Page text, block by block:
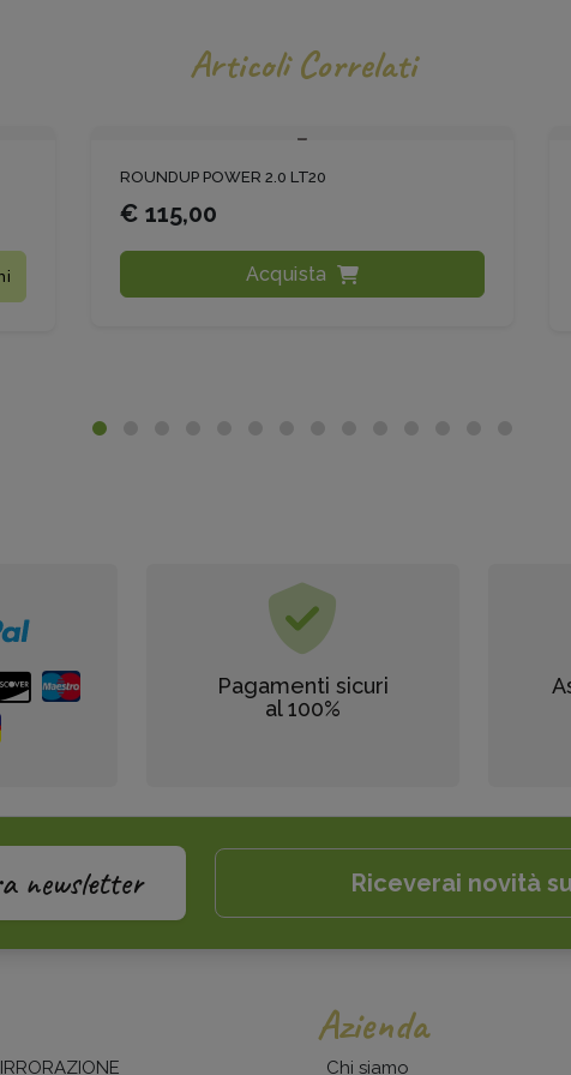
Articoli Correlati
ROUNDUP POWER 2.0 LT20
€ 115,00
Acquista
Pagamenti sicuri
al 100%
newsletter Riceverai novità
IRRORAZIONE
Azienda
Chi siamo